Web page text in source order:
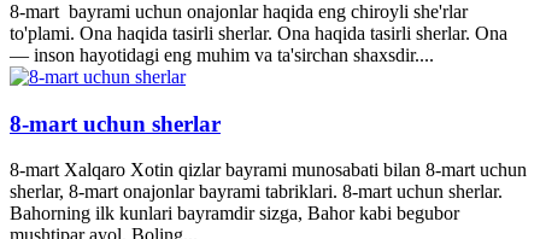
8-mart bayrami uchun onajonlar haqida eng chiroyli she'rlar
to'plami. Ona haqida tasirli sherlar. Ona haqida tasirli sherlar. Ona
— inson hayotidagi eng muhim va ta'sirchan shaxsdir....
8-mart uchun sherlar
8-mart Xalqaro Xotin qizlar bayrami munosabati bilan 8-mart uchun
sherlar, 8-mart onajonlar bayrami tabriklari. 8-mart uchun sherlar.
Bahorning ilk kunlari bayramdir sizga, Bahor kabi begubor